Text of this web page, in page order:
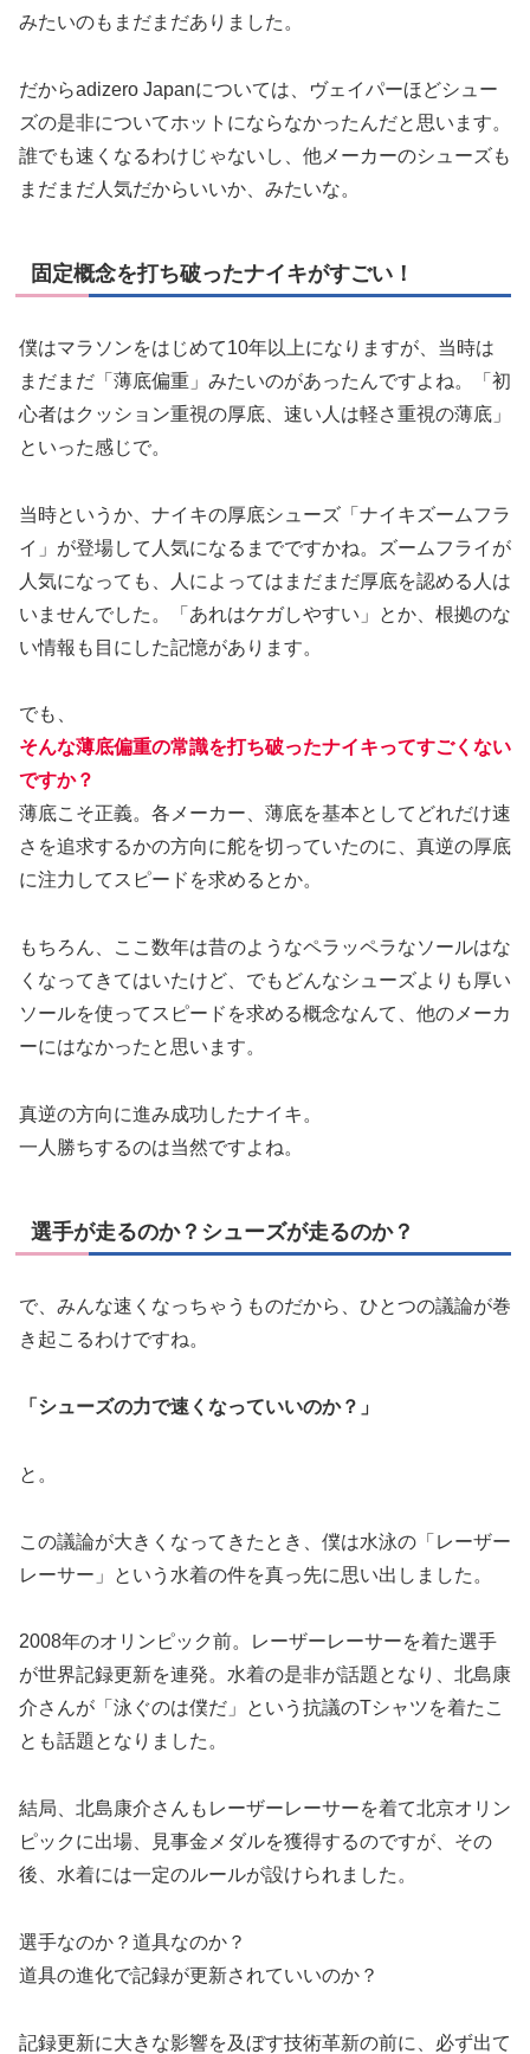
みたいのもまだまだありました。
だからadizero Japanについては、ヴェイパーほどシュー
ズの是非についてホットにならなかったんだと思います。
誰でも速くなるわけじゃないし、他メーカーのシューズも
まだまだ人気だからいいか、みたいな。
固定概念を打ち破ったナイキがすごい！
僕はマラソンをはじめて10年以上になりますが、当時は
まだまだ「薄底偏重」みたいのがあったんですよね。「初
心者はクッション重視の厚底、速い人は軽さ重視の薄底」
といった感じで。
当時というか、ナイキの厚底シューズ「ナイキズームフラ
イ」が登場して人気になるまでですかね。ズームフライが
人気になっても、人によってはまだまだ厚底を認める人は
いませんでした。「あれはケガしやすい」とか、根拠のな
い情報も目にした記憶があります。
でも、
そんな薄底偏重の常識を打ち破ったナイキってすごくない
ですか？
薄底こそ正義。各メーカー、薄底を基本としてどれだけ速
さを追求するかの方向に舵を切っていたのに、真逆の厚底
に注力してスピードを求めるとか。
もちろん、ここ数年は昔のようなペラッペラなソールはな
くなってきてはいたけど、でもどんなシューズよりも厚い
ソールを使ってスピードを求める概念なんて、他のメーカ
ーにはなかったと思います。
真逆の方向に進み成功したナイキ。
一人勝ちするのは当然ですよね。
選手が走るのか？シューズが走るのか？
で、みんな速くなっちゃうものだから、ひとつの議論が巻
き起こるわけですね。
「シューズの力で速くなっていいのか？」
と。
この議論が大きくなってきたとき、僕は水泳の「レーザー
レーサー」という水着の件を真っ先に思い出しました。
2008年のオリンピック前。レーザーレーサーを着た選手
が世界記録更新を連発。水着の是非が話題となり、北島康
介さんが「泳ぐのは僕だ」という抗議のTシャツを着たこ
とも話題となりました。
結局、北島康介さんもレーザーレーサーを着て北京オリン
ピックに出場、見事金メダルを獲得するのですが、その
後、水着には一定のルールが設けられました。
選手なのか？道具なのか？
道具の進化で記録が更新されていいのか？
記録更新に大きな影響を及ぼす技術革新の前に、必ず出て